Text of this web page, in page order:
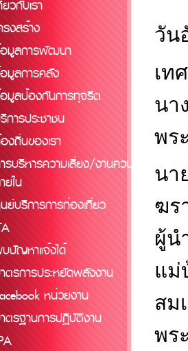
ยวกับเรา
รงสร้าง
มูลการพัฒนา
มูลการคลัง
มูลป้องกันการทุจริต
การประชาชน
งถิ่นของเรา
รบริหารความเสี่ยง/งานควบคุม
ยใน
ย์บริการการท่องเที่ยว
ปัญหาแจ้งได้
ตรการประหยัดพลังงาน
หน่วยงาน
ตรฐานการปฏิบัติงาน
วัน
เท
นา
พร
นา
ฆร
ผู้น
แม่
สม
พร